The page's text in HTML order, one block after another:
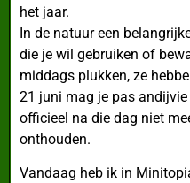
het jaar.
In de natuur een
die je wil gebruiken of
middags plukken, ze
21 juni mag je pas
officieel na die dag niet
onthouden.
Vandaag heb ik in